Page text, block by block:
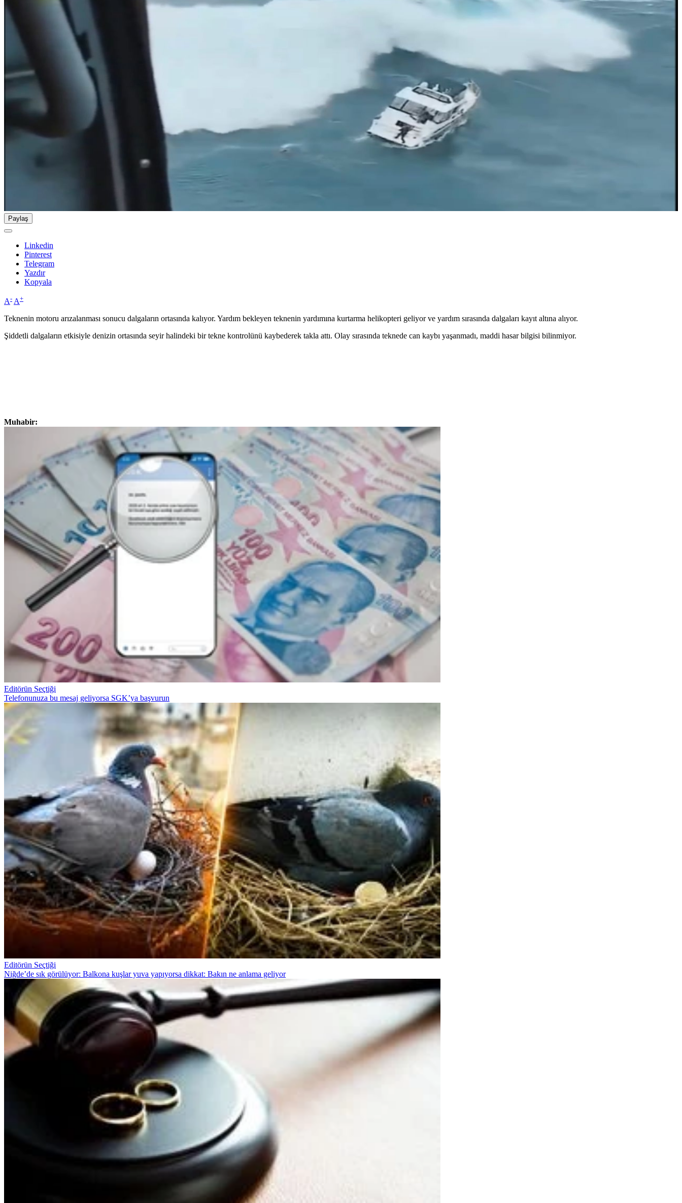
Paylaş
Linkedin
Pinterest
Telegram
Yazdır
Kopyala
A- A+
Teknenin motoru arızalanması sonucu dalgaların ortasında kalıyor. Yardım bekleyen teknenin yardımına kurtarma helikopteri geliyor ve yardım sırasında dalgaları kayıt altına alıyor.
Şiddetli dalgaların etkisiyle denizin ortasında seyir halindeki bir tekne kontrolünü kaybederek takla attı. Olay sırasında teknede can kaybı yaşanmadı, maddi hasar bilgisi bilinmiyor.
Muhabir:
Editörün Seçtiği
Telefonunuza bu mesaj geliyorsa SGK’ya başvurun
Editörün Seçtiği
Niğde’de sık görülüyor: Balkona kuşlar yuva yapıyorsa dikkat: Bakın ne anlama geliyor